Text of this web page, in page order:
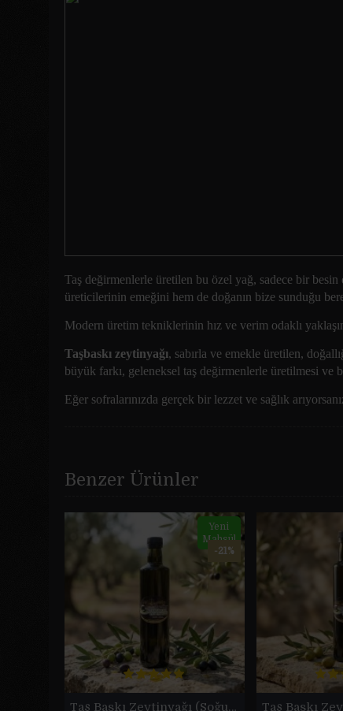
Taş değirmenlerle üretilen bu özel yağ, sadece bir
üreticilerinin emeğini hem de doğanın bize sunduğu
Modern üretim tekniklerinin hız ve verim odaklı
Taşbaskı zeytinyağı, sabırla ve emekle üretilen,
büyük farkı, geleneksel taş değirmenlerle üretilmesi ve
Eğer sofralarınızda gerçek bir lezzet ve sağlık
Benzer Ürünler
Yeni
Mahsül
-21%
Taş Baskı Zeytinyağı (Soğuk Sıkım 500 ml)